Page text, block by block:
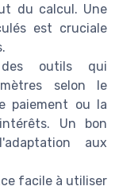
du calcul. Une
est cruciale
outils qui
selon le
paiement ou la
Un bon
aux
facile à utiliser